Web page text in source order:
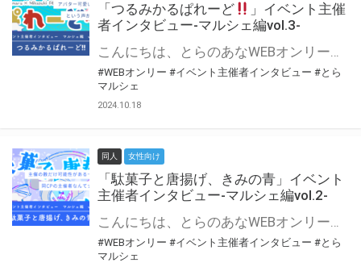
「つるみかるぱれーど
」イベント主催
者インタビュー-マルシェ編vol.3-
こんにちは、とらのあなWEBオンリー運営スタッフです。 新たにお届けする、イベント主催者インタビュー-マルシェ編-は、 とらのあなWEBオンリー「マルシェ」をご利用した主催様に 「マルシェ」を使って開催した感想や心がけをお聞きする企画です。 今回は、WEBオンリー初開催「つるみかるぱれーど
#WEBオンリー #イベント主催者インタビュー #とら
マルシェ
2024.10.18
同人 女性向け
「駄菓子と唐揚げ、きみの青」イベント
主催者インタビュー-マルシェ編vol.2-
こんにちは、とらのあなWEBオンリー運営スタッフです。 新たにお届けする、イベント主催者インタビュー-マルシェ編-は、 とらのあなWEBオンリー「マルシェ」をご利用の主催様に 「マルシェ」を使ってイベントを開催した感想や心がけをお聞きする企画です。 今回は、WEBオンリー初開催「駄菓子と唐揚げ、きみの青」より、 主催のぎこ六屋様にお話を伺いました。 協力：ぎこ六屋様／イベント公式Twitter（@krkgwks） とらのあなWEBオンリー「マルシェ」とは？ WEBオンリーでリアルタイムでコミュニケーションがとれるオンライン会場です。
#WEBオンリー #イベント主催者インタビュー #とら
マルシェ